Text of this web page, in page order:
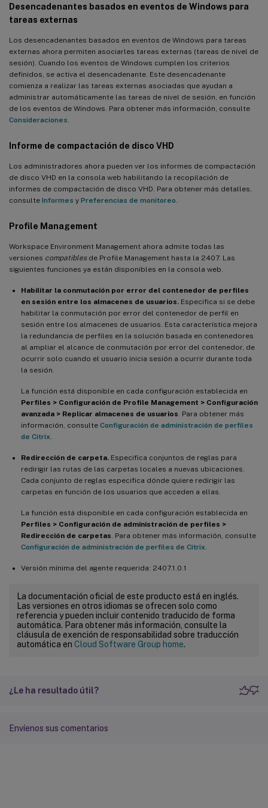
Desencadenantes basados en eventos de Windows para
tareas externas
Los desencadenantes basados en eventos de Windows para tareas
externas ahora permiten asociarles tareas externas (tareas de nivel de
sesión). Cuando los eventos de Windows cumplen los criterios
definidos, se activa el desencadenante. Este desencadenante
comienza a realizar las tareas externas asociadas que ayudan a
administrar automáticamente las tareas de nivel de sesión, en función
de los eventos de Windows. Para obtener más información, consulte
Consideraciones
Informe de compactación de disco VHD
Los administradores ahora pueden ver los informes de compactación
de disco VHD en la consola web habilitando la recopilación de
informes de compactación de disco VHD. Para obtener más detalles,
consulte Informes y Preferencias de monitoreo
Profile Management
Workspace Environment Management ahora admite todas las
versiones compatiblesde Profile Management hasta la 2407. Las
siguientes funciones ya están disponibles en la consola web.
Habilitar la conmutación por error del contenedor de perfiles
en sesión entre los almacenes de usuarios. Especifica si se debe
habilitar la conmutación por error del contenedor de perfil en
sesión entre los almacenes de usuarios. Esta característica mejora
la redundancia de perfiles en la solución basada en contenedores
al ampliar el alcance de conmutación por error del contenedor, de
ocurrir solo cuando el usuario inicia sesión a ocurrir durante toda
la sesión.
La función está disponible en cada configuración establecida en
Perfiles > Configuración de Profile Management > Configuración
avanzada > Replicar almacenes de usuarios . Para obtener más
información, consulte Configuración de administración de perfiles
de Citrix
Redirección de carpeta. Especifica conjuntos de reglas para
redirigir las rutas de las carpetas locales a nuevas ubicaciones.
Cada conjunto de reglas especifica dónde quiere redirigir las
carpetas en función de los usuarios que acceden a ellas.
La función está disponible en cada configuración establecida en
Perfiles > Configuración de administración de perfiles >
Redirección de carpetas . Para obtener más información, consulte
Configuración de administración de perfiles de Citrix
Versión mínima del agente requerida: 2407.1.0.1
La documentación oficial de este producto está en inglés.
Las versiones en otros idiomas se ofrecen solo como
referencia y pueden incluir contenido traducido de forma
automática. Para obtener más información, consulte la
cláusula de exención de responsabilidad sobre traducción
automática en Cloud Software Group home.
¿Le ha resultado útil?
Envíenos sus comentarios